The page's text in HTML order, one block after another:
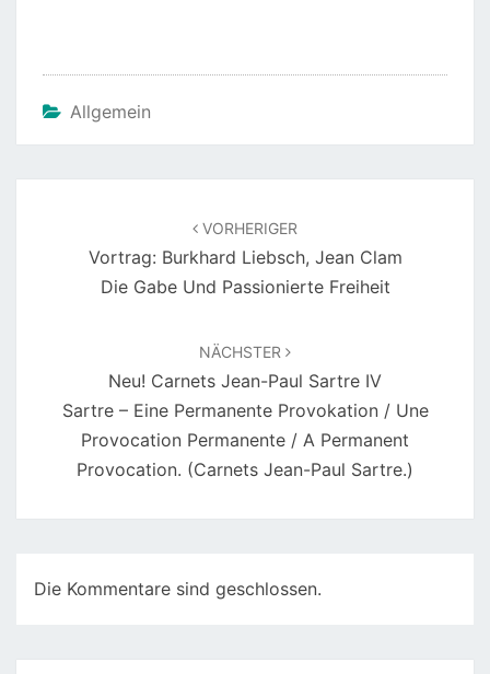
Allgemein
VORHERIGER
Vortrag: Burkhard Liebsch, Jean Clam
Die Gabe Und Passionierte Freiheit
NÄCHSTER
Neu! Carnets Jean-Paul Sartre IV
Sartre – Eine Permanente Provokation / Une
Provocation Permanente / A Permanent
Provocation. (Carnets Jean-Paul Sartre.)
Die Kommentare sind geschlossen.